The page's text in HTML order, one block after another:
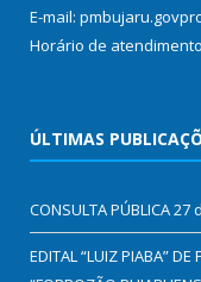
E-mail:
Horário de
ÚLTIMAS
CONSULTA PÚBLICA27
EDITAL “LUIZ PIABA”